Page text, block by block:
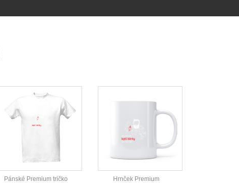
Pánské Premium tričko Hrnček Premium